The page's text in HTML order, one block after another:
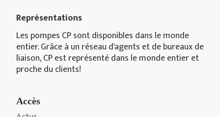
Représentations
Les pompes CP sont disponibles dans le monde
entier. Grâce à un réseau d'agents et de bureaux de
liaison, CP est représenté dans le monde entier et
proche du clients!
Accès